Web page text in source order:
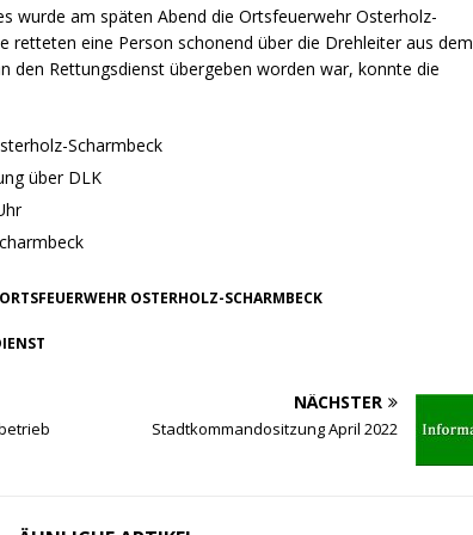
wurde am späten Abend die Ortsfeuerwehr Osterholz-
retteten eine Person schonend über die Drehleiter aus dem
den Rettungsdienst übergeben worden war, konnte die
Scharmbeck
über DLK
ORTSFEUERWEHR OSTERHOLZ-SCHARMBECK
NÄCHSTER
Stadtkommandositzung April 2022